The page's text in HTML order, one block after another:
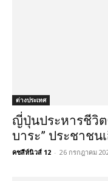
ต่างประเทศ
ญี่ปุ่นประหารชีวิ
บาระ” ประชาชน
คชสีห์นิวส์ 12 - 26 กรกฎาคม